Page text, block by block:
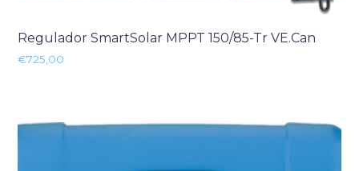
Regulador SmartSolar MPPT 150/85-Tr VE.Can
€725,00